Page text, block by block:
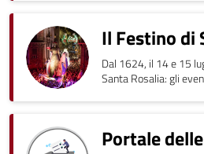
Il Festino di
Dal 1624, il 14 e 15
Santa Rosalia: gli
Portale